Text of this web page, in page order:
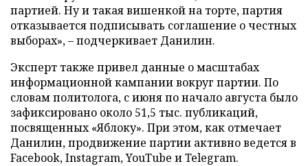
партией. Ну и такая вишенкой на торте, партия
отказывается подписывать соглашение о честных
выборах», – подчеркивает Данилин.
Эксперт также привел данные о масштабах
информационной кампании вокруг партии. По
словам политолога, с июня по начало августа было
зафиксировано около 51,5 тыс. публикаций,
посвященных «Яблоку». При этом, как отмечает
Данилин, продвижение партии активно ведется в
Facebook, Instagram, YouTube и Telegram.